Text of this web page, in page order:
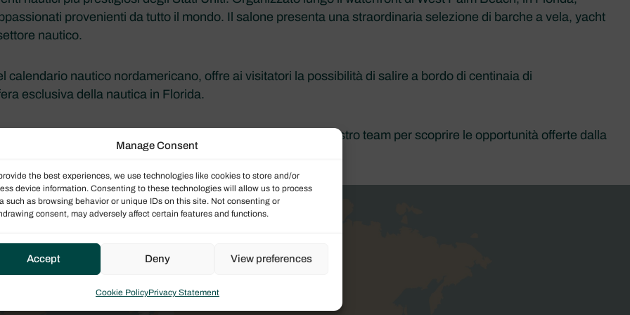
Manage Consent
the best experiences, we use technologies like cookies to store and/or
device information. Consenting to these technologies will allow us to process
such as browsing behavior or unique IDs on this site. Not consenting or
consent, may adversely affect certain features and functions.
Accept Deny View preferences
Cookie PolicyPrivacy Statement
provenienti da tutto il mondo. Il salone presenta una straordinaria selezione di barche a vela, yacht
nautico.
nautico nordamericano, offre ai visitatori la possibilità di salire a bordo di centinaia di
esclusiva della nautica in Florida.
Boat Show dal 17 al 21 marzo 2027. Vieni a incontrare il nostro team per scoprire le opportunità offerte dalla